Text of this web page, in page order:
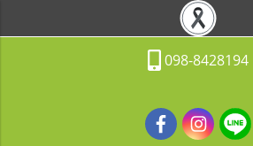
098-8428194